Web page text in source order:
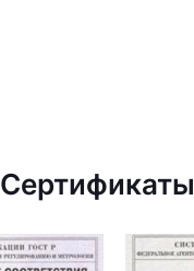
Сертификаты